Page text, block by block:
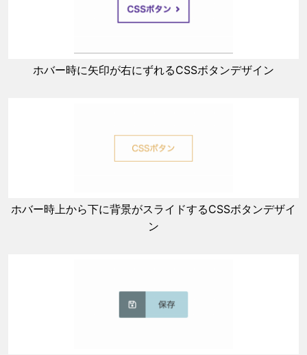
ホバー時に矢印が右にずれるCSSボタンデザイン
ホバー時上から下に背景がスライドするCSSボタンデザイ
ン